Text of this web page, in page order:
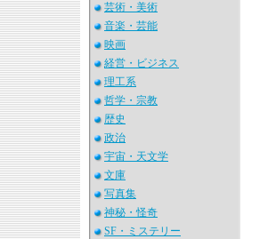
芸術・美術
音楽・芸能
映画
経営・ビジネス
理工系
哲学・宗教
歴史
政治
宇宙・天文学
文庫
写真集
神秘・怪奇
SF・ミステリー